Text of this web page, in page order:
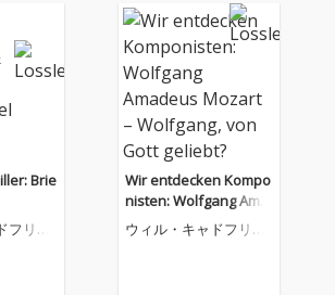
Brie
リー
Wir entdecken Kompo
nisten: Wolfgang Ama
deus Mozart – Wolfga
ng, von Gott geliebt?
ウィル・キャドフリー